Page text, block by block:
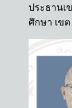
ประธานเ
ศึกษา เขต